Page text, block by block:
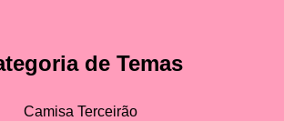
de Temas
Camisa Terceirão